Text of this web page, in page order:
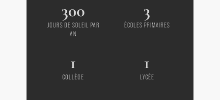
300
JOURS DE SOLEIL PAR
AN
3
ÉCOLES PRIMAIRES
1
COLLÈGE
1
LYCÉE